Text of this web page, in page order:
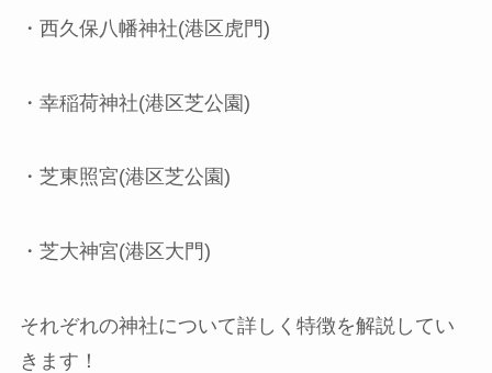
・西久保八幡神社(港区虎門)
・幸稲荷神社(港区芝公園)
・芝東照宮(港区芝公園)
・芝大神宮(港区大門)
それぞれの神社について詳しく特徴を解説してい
きます！